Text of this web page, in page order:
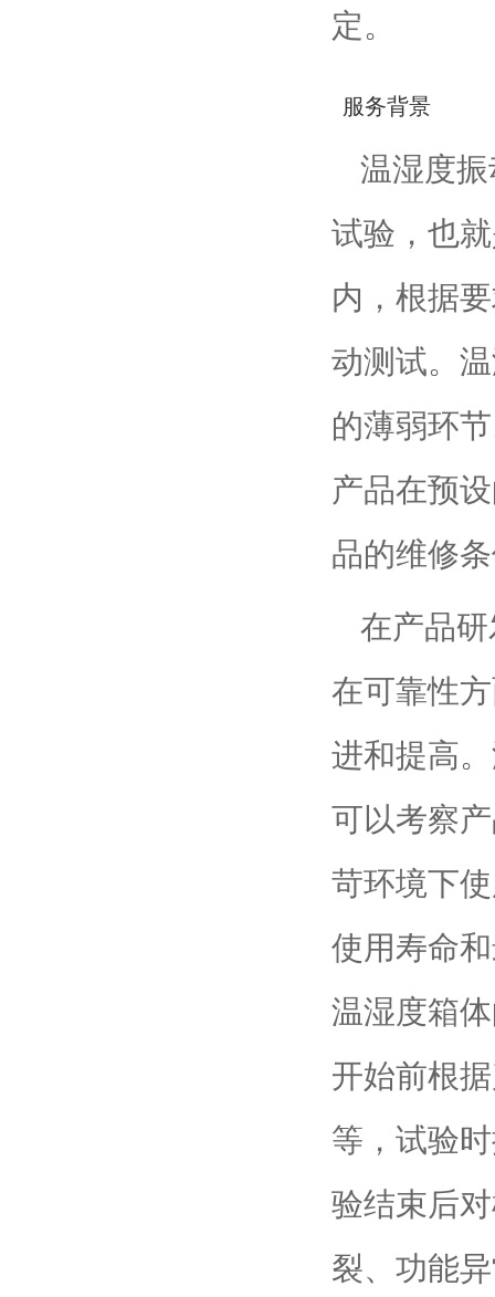
定。
服务背景
温湿度
试验，也
内，根据
动测试。
的薄弱环
产品在预
品的维修
在产品
在可靠性
进和提高
可以考察
苛环境下
使用寿命
温湿度箱
开始前根
等，试验
验结束后
裂、功能